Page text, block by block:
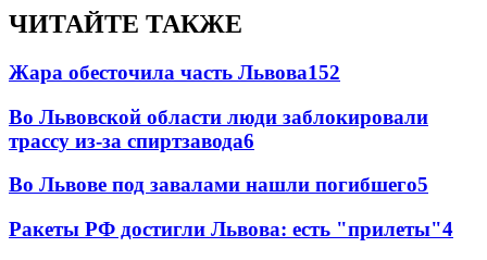
ЧИТАЙТЕ ТАКЖЕ
Жара обесточила часть Львова152
Во Львовской области люди заблокировали
трассу из-за спиртзавода6
Во Львове под завалами нашли погибшего5
Ракеты РФ достигли Львова: есть "прилеты"4